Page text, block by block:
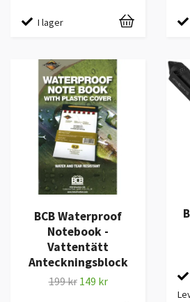
I lager
BCB Waterproof
Notebook -
Vattentätt
Anteckningsblock
199 kr 149 kr